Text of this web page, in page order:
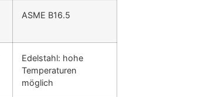
ASME B16.5
Edelstahl: hohe
Temperaturen
möglich